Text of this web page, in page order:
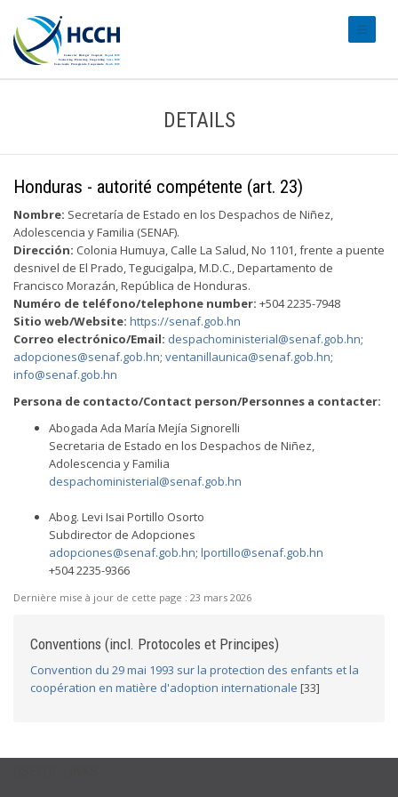
DETAILS
Honduras - autorité compétente (art. 23)
Nombre: Secretaría de Estado en los Despachos de Niñez,
Adolescencia y Familia (SENAF).
Dirección: Colonia Humuya, Calle La Salud, No 1101, frente a puente
desnivel de El Prado, Tegucigalpa, M.D.C., Departamento de
Francisco Morazán, República de Honduras.
Numéro de teléfono/telephone number: +504 2235-7948
Sitio web/Website: https://senaf.gob.hn
Correo electrónico/Email: despachoministerial@senaf.gob.hn;
adopciones@senaf.gob.hn; ventanillaunica@senaf.gob.hn;
info@senaf.gob.hn
Persona de contacto/Contact person/Personnes a contacter:
Abogada Ada María Mejía Signorelli
Secretaria de Estado en los Despachos de Niñez,
Adolescencia y Familia
despachoministerial@senaf.gob.hn
Abog. Levi Isai Portillo Osorto
Subdirector de Adopciones
adopciones@senaf.gob.hn; lportillo@senaf.gob.hn
+504 2235-9366
Dernière mise à jour de cette page : 23 mars 2026
Conventions (incl. Protocoles et Principes)
Convention du 29 mai 1993 sur la protection des enfants et la
coopération en matière d'adoption internationale [33]